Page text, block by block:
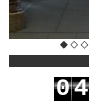
04